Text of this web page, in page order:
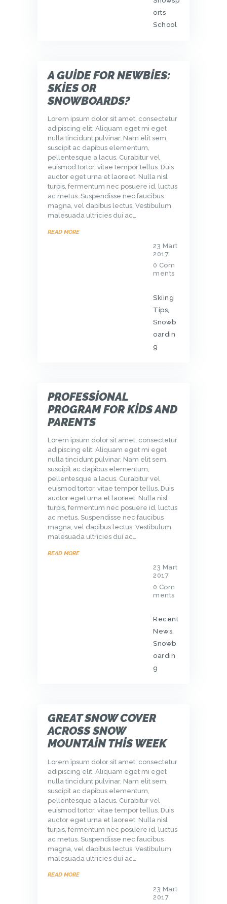
orts
School
A GUIDE FOR NEWBIES:
SKIES OR
SNOWBOARDS?
Lorem ipsum dolor sit amet, consectetur
adipiscing elit. Aliquam eget mi eget
nulla tincidunt pulvinar. Nam elit sem,
suscipit ac dapibus elementum,
pellentesque a lacus. Curabitur vel
euismod tortor, vitae tempor tellus. Duis
auctor eget urna et laoreet. Nulla nisl
turpis, fermentum nec posuere id, luctus
ac metus. Suspendisse nec faucibus
magna, vel dapibus lectus. Vestibulum
malesuada ultricies dui ac…
READ MORE
23 Mart
2017
0 Com
ments
Skiing
Tips
Snowb
oardin
g
PROFESSIONAL
PROGRAM FOR KIDS AND
PARENTS
Lorem ipsum dolor sit amet, consectetur
adipiscing elit. Aliquam eget mi eget
nulla tincidunt pulvinar. Nam elit sem,
suscipit ac dapibus elementum,
pellentesque a lacus. Curabitur vel
euismod tortor, vitae tempor tellus. Duis
auctor eget urna et laoreet. Nulla nisl
turpis, fermentum nec posuere id, luctus
ac metus. Suspendisse nec faucibus
magna, vel dapibus lectus. Vestibulum
malesuada ultricies dui ac…
READ MORE
23 Mart
2017
0 Com
ments
Recent
News,
Snowb
oardin
g
GREAT SNOW COVER
ACROSS SNOW
MOUNTAIN THIS WEEK
Lorem ipsum dolor sit amet, consectetur
adipiscing elit. Aliquam eget mi eget
nulla tincidunt pulvinar. Nam elit sem,
suscipit ac dapibus elementum,
pellentesque a lacus. Curabitur vel
euismod tortor, vitae tempor tellus. Duis
auctor eget urna et laoreet. Nulla nisl
turpis, fermentum nec posuere id, luctus
ac metus. Suspendisse nec faucibus
magna, vel dapibus lectus. Vestibulum
malesuada ultricies dui ac…
READ MORE
23 Mart
2017